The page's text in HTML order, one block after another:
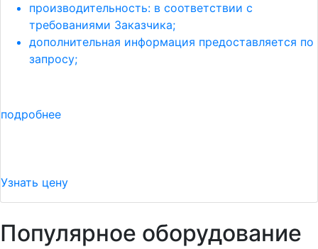
производительность: в соответствии с
требованиями Заказчика;
дополнительная информация предоставляется по
запросу;
подробнее
Узнать цену
Популярное оборудование